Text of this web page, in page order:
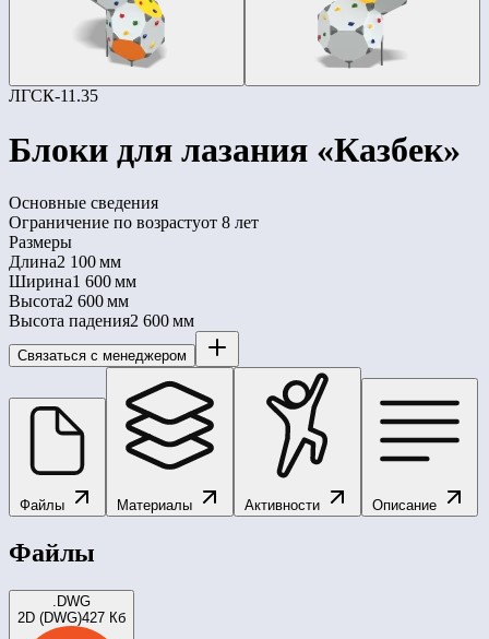
ЛГСК-11.35
Блоки для лазания «Казбек»
Основные сведения
Ограничение по возрастуот 8 лет
Размеры
Длина2 100 мм
Ширина1 600 мм
Высота2 600 мм
Высота падения2 600 мм
Связаться с менеджером
Файлы Материалы Активности Описание
Файлы
.DWG
2D (DWG)427 Кб